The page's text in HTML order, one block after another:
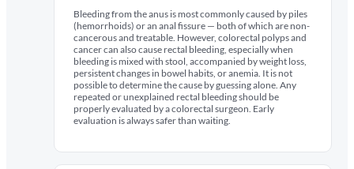
Bleeding from the anus is most commonly caused by piles
(hemorrhoids) or an anal fissure — both of which are non-
cancerous and treatable. However, colorectal polyps and
cancer can also cause rectal bleeding, especially when
bleeding is mixed with stool, accompanied by weight loss,
persistent changes in bowel habits, or anemia. It is not
possible to determine the cause by guessing alone. Any
repeated or unexplained rectal bleeding should be
properly evaluated by a colorectal surgeon. Early
evaluation is always safer than waiting.